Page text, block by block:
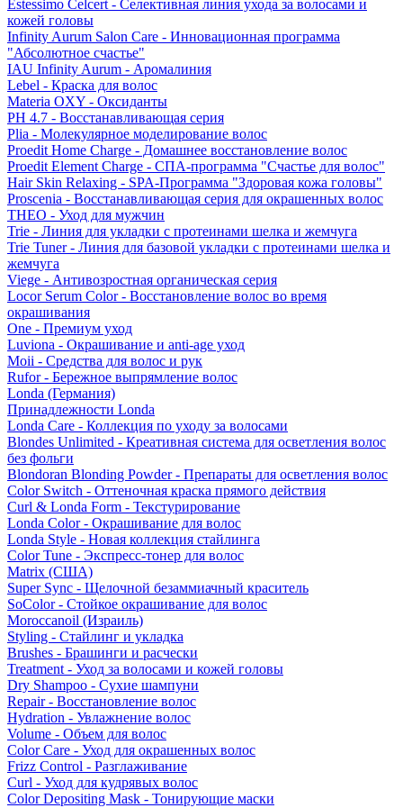
Estessimo Celcert - Селективная линия ухода за волосами и
кожей головы
Infinity Aurum Salon Care - Инновационная программа
"Абсолютное счастье"
IAU Infinity Aurum - Аромалиния
Lebel - Краска для волос
Materia OXY - Оксиданты
PH 4.7 - Восстанавливающая серия
Plia - Молекулярное моделирование волос
Proedit Home Charge - Домашнее восстановление волос
Proedit Element Charge - СПА-программа "Счастье для волос"
Hair Skin Relaxing - SPA-Программа "Здоровая кожа головы"
Proscenia - Восстанавливающая серия для окрашенных волос
THEO - Уход для мужчин
Trie - Линия для укладки с протеинами шелка и жемчуга
Trie Tuner - Линия для базовой укладки с протеинами шелка и
жемчуга
Viege - Антивозростная органическая серия
Locor Serum Color - Восстановление волос во время
окрашивания
One - Премиум уход
Luviona - Окрашивание и anti-age уход
Moii - Средства для волос и рук
Rufor - Бережное выпрямление волос
Londa (Германия)
Принадлежности Londa
Londa Care - Коллекция по уходу за волосами
Blondes Unlimited - Креативная система для осветления волос
без фольги
Blondoran Blonding Powder - Препараты для осветления волос
Color Switch - Оттеночная краска прямого действия
Curl & Londa Form - Текстурирование
Londa Color - Окрашивание для волос
Londa Style - Новая коллекция стайлинга
Color Tune - Экспресс-тонер для волос
Matrix (США)
Super Sync - Щелочной безаммиачный краситель
SoColor - Стойкое окрашивание для волос
Moroccanoil (Израиль)
Styling - Стайлинг и укладка
Brushes - Брашинги и расчески
Treatment - Уход за волосами и кожей головы
Dry Shampoo - Сухие шампуни
Repair - Восстановление волос
Hydration - Увлажнение волос
Volume - Объем для волос
Color Care - Уход для окрашенных волос
Frizz Control - Разглаживание
Curl - Уход для кудрявых волос
Color Depositing Mask - Тонирующие маски